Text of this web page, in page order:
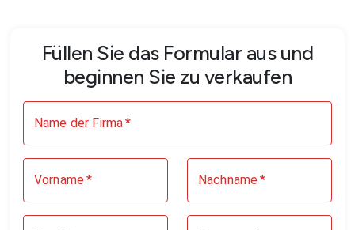
Füllen Sie das Formular aus und
beginnen Sie zu verkaufen
Name der Firma*
Vorname * Nachname *